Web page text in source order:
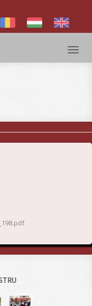
Toggle